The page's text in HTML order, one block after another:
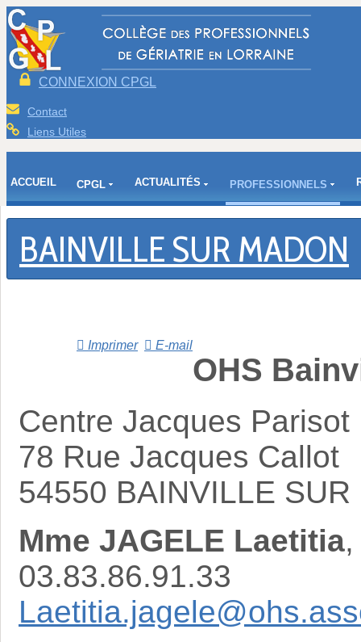
CONNEXION CPGL
Contact
Liens Utiles
ACCUEIL CPGL ACTUALITÉS PROFESSIONNELS
BAINVILLE SUR MADON
Imprimer E-mail
OHS
Centre Jacques Parisot
78 Rue Jacques Callot
54550 BAINVILLE SUR
Mme JAGELE Laetitia
03.83.86.91.33